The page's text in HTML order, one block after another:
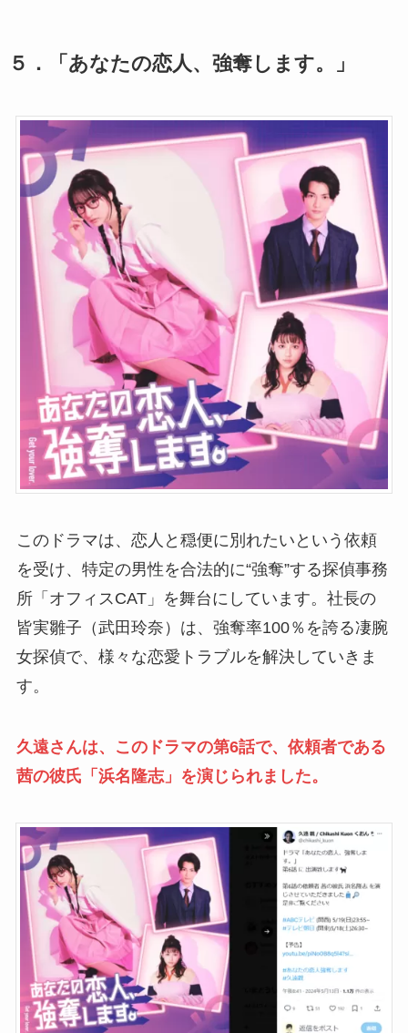
５．「あなたの恋人、強奪します。」
このドラマは、恋人と穏便に別れたいという依頼
を受け、特定の男性を合法的に“強奪”する探偵事務
所「オフィスCAT」を舞台にしています。社長の
皆実雛子（武田玲奈）は、強奪率100％を誇る凄腕
女探偵で、様々な恋愛トラブルを解決していきま
す。
久遠さんは、このドラマの第6話で、依頼者である
茜の彼氏「浜名隆志」を演じられました。